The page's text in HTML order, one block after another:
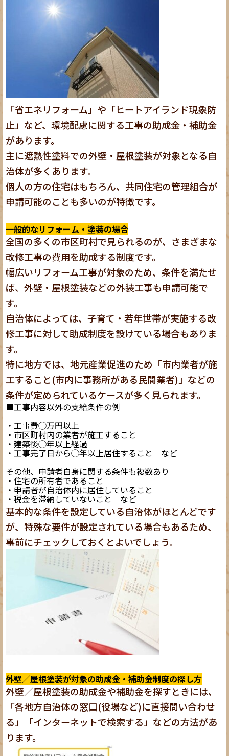
「省エネリフォーム」や「ヒートアイランド現象防
止」など、環境配慮に関する工事の助成金・補助金
があります。
主に遮熱性塗料での外壁・屋根塗装が対象となる自
治体が多くあります。
個人の方の住宅はもちろん、共同住宅の管理組合が
申請可能のことも多いのが特徴です。
一般的なリフォーム・塗装の場合
全国の多くの市区町村で見られるのが、さまざまな
改修工事の費用を助成する制度です。
幅広いリフォーム工事が対象のため、条件を満たせ
ば、外壁・屋根塗装などの外装工事も申請可能で
す。
自治体によっては、子育て・若年世帯が実施する改
修工事に対して助成制度を設けている場合もありま
す。
特に地方では、地元産業促進のため「市内業者が施
工すること(市内に事務所がある民間業者)」などの
条件が定められているケースが多く見られます。
■工事内容以外の支給条件の例
・工事費◯万円以上
・市区町村内の業者が施工すること
・建築後◯年以上経過
・工事完了日から◯年以上居住すること など
その他、申請者自身に関する条件も複数あり
・住宅の所有者であること
・申請者が自治体内に居住していること
・税金を滞納していないこと など
基本的な条件を設定している自治体がほとんどです
が、特殊な要件が設定されている場合もあるため、
事前にチェックしておくとよいでしょう。
外壁／屋根塗装が対象の助成金・補助金制度の探し方
外壁／屋根塗装の助成金や補助金を探すときには、
「各地方自治体の窓口(役場など)に直接問い合わせ
る」「インターネットで検索する」などの方法があ
ります。